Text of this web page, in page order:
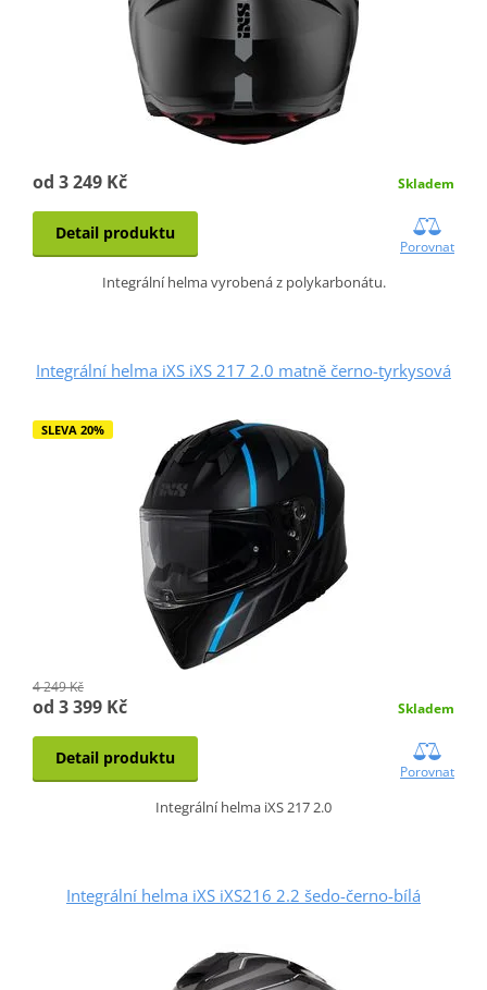
od 3 249 Kč Skladem
Detail produktu
Porovnat
Integrální helma vyrobená z polykarbonátu.
Integrální helma iXS iXS 217 2.0 matně černo-tyrkysová
SLEVA 20%
4 249 Kč
od 3 399 Kč Skladem
Detail produktu
Porovnat
Integrální helma iXS 217 2.0
Integrální helma iXS iXS216 2.2 šedo-černo-bílá